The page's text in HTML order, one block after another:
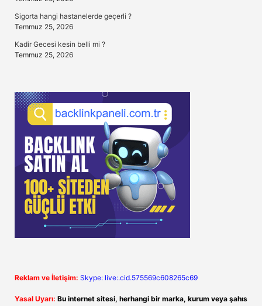
Sigorta hangi hastanelerde geçerli ?
Temmuz 25, 2026
Kadir Gecesi kesin belli mi ?
Temmuz 25, 2026
Reklam ve İletişim: Skype: live:.cid.575569c608265c69
Yasal Uyarı: Bu internet sitesi, herhangi bir marka, kurum veya şahıs